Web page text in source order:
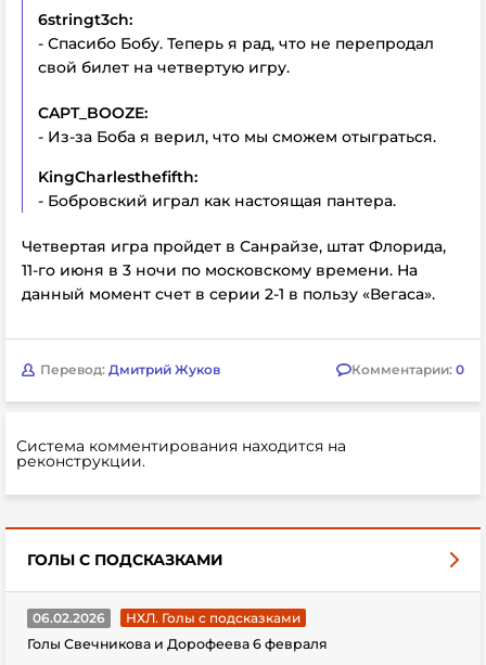
6stringt3ch:
- Спасибо Бобу. Теперь я рад, что не перепродал
свой билет на четвертую игру.
CAPT_BOOZE:
- Из-за Боба я верил, что мы сможем отыграться.
KingCharlesthefifth:
- Бобровский играл как настоящая пантера.
Четвертая игра пройдет в Санрайзе, штат Флорида,
11-го июня в 3 ночи по московскому времени. На
данный момент счет в серии 2-1 в пользу «Вегаса».
Перевод: Дмитрий Жуков Комментарии: 0
Система комментирования находится на
реконструкции.
ГОЛЫ С ПОДСКАЗКАМИ
06.02.2026
НХЛ. Голы с подсказками
Голы Свечникова и Дорофеева 6 февраля